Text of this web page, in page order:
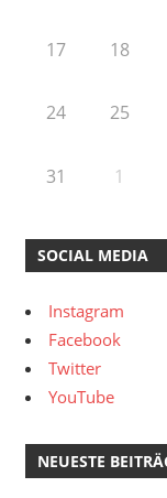
17 18
24 25
31 1
SOCIAL MEDIA
Instagram
Facebook
Twitter
YouTube
NEUESTE